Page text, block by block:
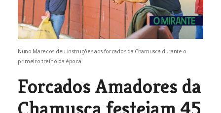
Nuno Marecos deu instruções aos forcados da Chamusca durante o
primeiro treino da época
Forcados Amadores da